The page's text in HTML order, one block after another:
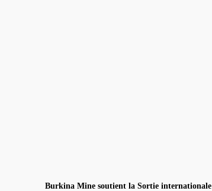
Burkina Mine soutient la Sortie internationale